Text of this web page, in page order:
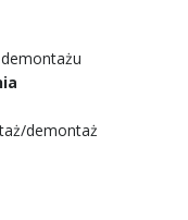
demontaż